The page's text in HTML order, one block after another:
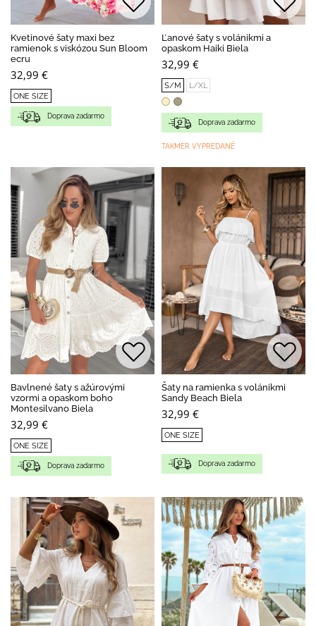
Kvetinové šaty maxi bez
ramienok s viskózou Sun Bloom
ecru
32,99 €
ONE SIZE
Doprava zadarmo
Ľanové šaty s volánikmi a
opaskom Haiki Biela
32,99 €
S/M L/XL
Doprava zadarmo
TAKMER VYPREDANÉ
Bavlnené šaty s ažúrovými
vzormi a opaskom boho
Montesilvano Biela
32,99 €
ONE SIZE
Doprava zadarmo
Šaty na ramienka s volánikmi
Sandy Beach Biela
32,99 €
ONE SIZE
Doprava zadarmo